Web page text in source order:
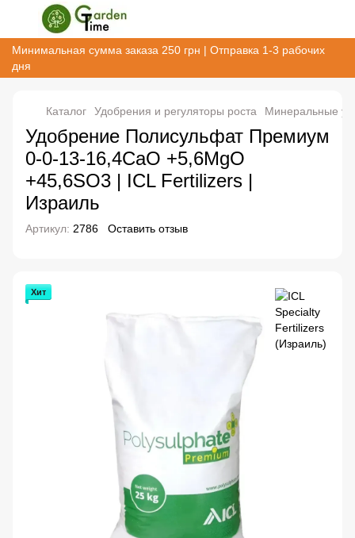
Минимальная сумма заказа 250 грн | Отправка 1-3 рабочих
дня
Каталог Удобрения и регуляторы роста Минеральные
Удобрение Полисульфат Премиум
0-0-13-16,4CaO +5,6MgO
+45,6SO3 | ICL Fertilizers |
Израиль
Артикул: 2786 Оставить отзыв
Хит